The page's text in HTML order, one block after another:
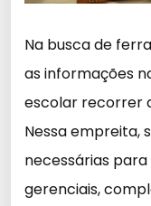
Na busca de
as informações
escolar recorrer
Nessa empreita,
necessárias
gerenciais,